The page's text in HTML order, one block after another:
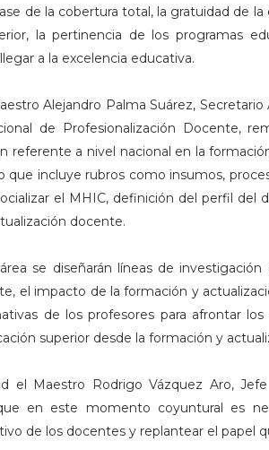
de la cobertura total, la gratuidad de
la pertinencia de los programas
a la excelencia educativa.
Alejandro Palma Suárez,
de Profesionalización Docente,
referente a nivel nacional en la
que incluye rubros como insumos,
el MHIC, definición del perfil
docente.
se diseñarán líneas de
el impacto de la formación y
de los profesores para afrontar
superior desde la formación y
el Maestro Rodrigo Vázquez Aro,
en este momento coyuntural es
de los docentes y replantear el papel